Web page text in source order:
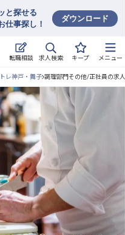
と探せる
仕事探し！
ダウンロード
転職相談 求人検索 キープ メニュー
会
いて
レ神戸・舞子 調理部門その他/正社員の求人